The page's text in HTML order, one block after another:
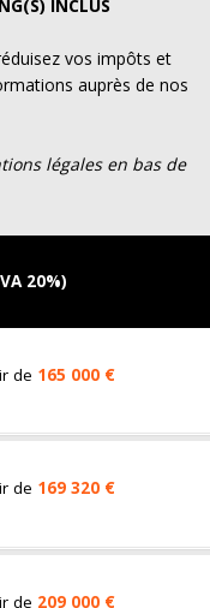
INCLUS
vos impôts et
auprès de nos
légales en bas de
20%)
de 165 000 €
de 169 320 €
de 209 000 €